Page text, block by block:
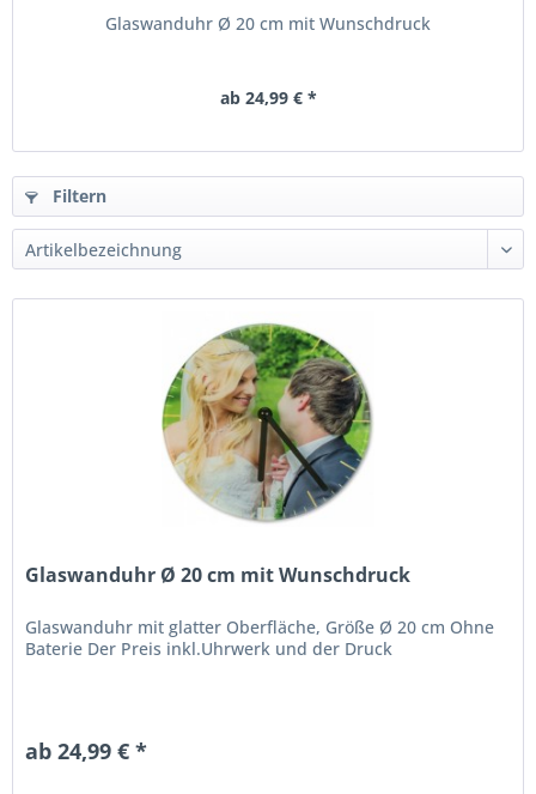
Glaswanduhr Ø 20 cm mit Wunschdruck
ab 24,99 € *
Filtern
Glaswanduhr Ø 20 cm mit Wunschdruck
Glaswanduhr mit glatter Oberfläche, Größe Ø 20 cm Ohne
Baterie Der Preis inkl.Uhrwerk und der Druck
ab 24,99 € *